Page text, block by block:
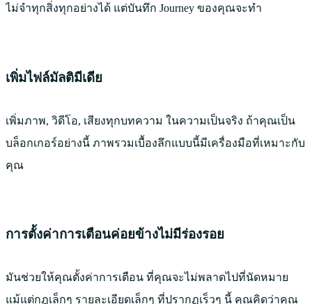
ไม่จําทุกสิ่งทุกอย่างได้ แต่บันทึก Journey ของคุณจะทำ
เพิ่มไฟล์มัลติมีเดีย
เพิ่มภาพ, วิดีโอ, เสียงทุกบทความ ในความเป็นจริง ถ้าคุณเป็น
บล็อกเกอร์อย่างนี้ ภาพรวมเบื้องลึกแบบนี้มีเครื่องมือที่เหมาะกับ
คุณ
การตั้งค่าการเตือนค่อยข้างไม่มีร่องรอย
มันช่วยให้คุณตั้งค่าการเตือน ที่คุณจะไม่พลาดไปที่นัดหมาย
แม้แต่กฎเล็กๆ รายละเอียดเล็กๆ ที่ปรากฏเร็วๆ นี้ คุณคิดว่าคุณ